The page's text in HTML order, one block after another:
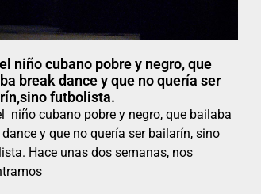
niño cubano pobre y negro, que
break dance y que no quería ser
futbolista.
niño cubano pobre y negro, que bailaba
dance y que no quería ser bailarín, sino
Hace unas dos semanas, nos